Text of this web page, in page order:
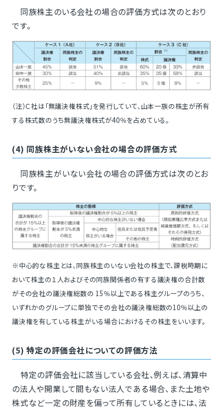
同族株主のいる会社の場合の評価方式は次のとおり
です。
（注）Ｃ社は「無議決権株式」を発行していて、山本一族の株主が所有
する株式数のうち無議決権株式が40％を占めている。
(4) 同族株主がいない会社の場合の評価方式
同族株主がいない会社の場合の評価方式は次のとお
りです。
※中心的な株主とは、同族株主のいない会社の株主で、課税時期に
おいて株主の１人およびその同族関係者の有する議決権の合計数
がその会社の議決権総数の 15％以上である株主グループのうち、
いずれかのグループに単独でその会社の議決権総数の10％以上の
議決権を有している株主がいる場合におけるその株主をいいます。
(5) 特定の評価会社についての評価方法
特定の評価会社に該当している会社、例えば、清算中
の法人や開業して間もない法人である場合、また土地や
株式など一定の財産を偏って所有しているときには、法